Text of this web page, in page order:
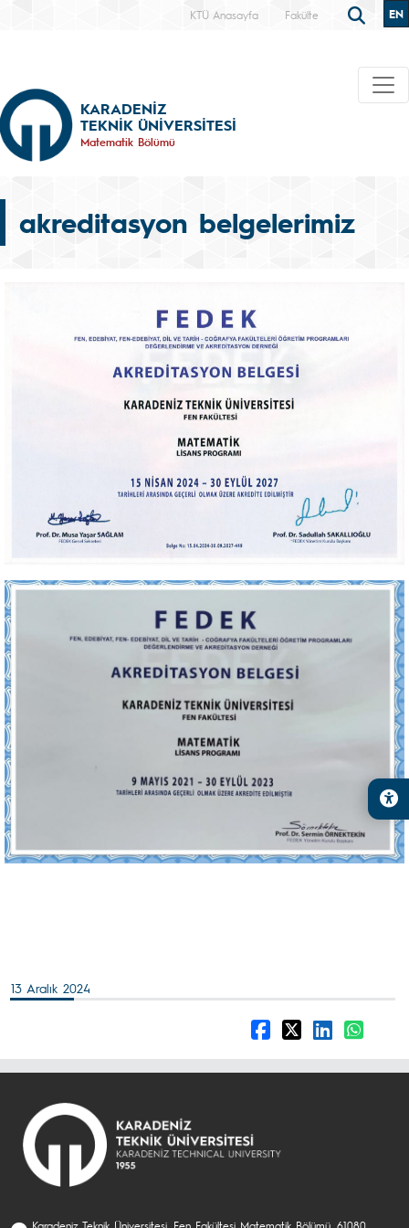
KTÜ Anasayfa Fakülte EN
KARADENİZ
TEKNİK ÜNİVERSİTESİ
Matematik Bölümü
akreditasyon belgelerimiz
13 Aralık 2024